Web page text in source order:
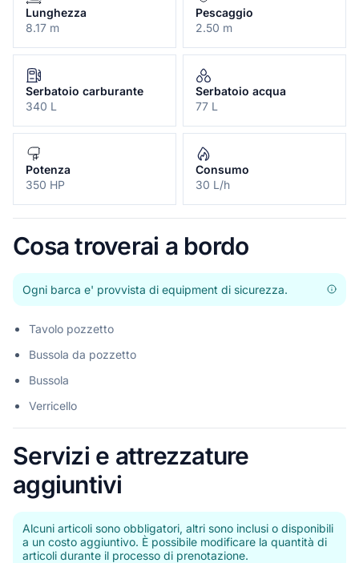
Lunghezza
8.17 m
Pescaggio
2.50 m
Serbatoio carburante
340 L
Serbatoio acqua
77 L
Potenza
350 HP
Consumo
30 L/h
Cosa troverai a bordo
Ogni barca e' provvista di equipment di sicurezza.
Tavolo pozzetto
Bussola da pozzetto
Bussola
Verricello
Servizi e attrezzature
aggiuntivi
Alcuni articoli sono obbligatori, altri sono inclusi o disponibili
a un costo aggiuntivo. È possibile modificare la quantità di
articoli durante il processo di prenotazione.